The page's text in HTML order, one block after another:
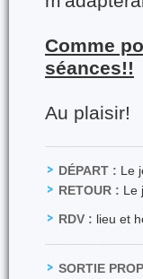
Comme
séances!!
Au plaisir!
DÉPART : Le
RETOUR : Le
RDV : lieu et
SORTIE